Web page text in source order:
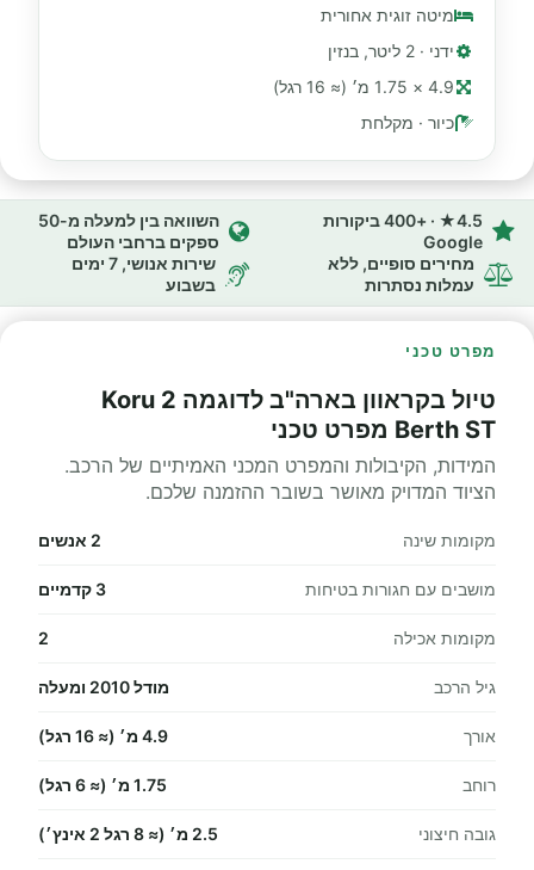
מיטה זוגית אחורית
ידני · 2 ליטר, בנזין
4.9 × 1.75 מ׳ (≈ 16 רגל)
כיור · מקלחת
4.5★ · +400 ביקורות
Google
השוואה בין למעלה מ-50
ספקים ברחבי העולם
מחירים סופיים, ללא
עמלות נסתרות
שירות אנושי, 7 ימים
בשבוע
מפרט טכני
טיול בקראוון בארה"ב לדוגמה Koru 2
Berth ST מפרט טכני
המידות, הקיבולות והמפרט המכני האמיתיים של הרכב.
הציוד המדויק מאושר בשובר ההזמנה שלכם.
מקומות שינה 2 אנשים
מושבים עם חגורות בטיחות 3 קדמיים
מקומות אכילה 2
גיל הרכב מודל 2010 ומעלה
אורך 4.9 מ׳ (≈ 16 רגל)
רוחב 1.75 מ׳ (≈ 6 רגל)
גובה חיצוני 2.5 מ׳ (≈ 8 רגל 2 אינץ׳)